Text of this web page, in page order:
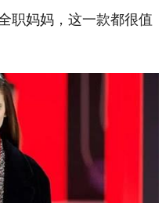
职妈妈，这一款都很值